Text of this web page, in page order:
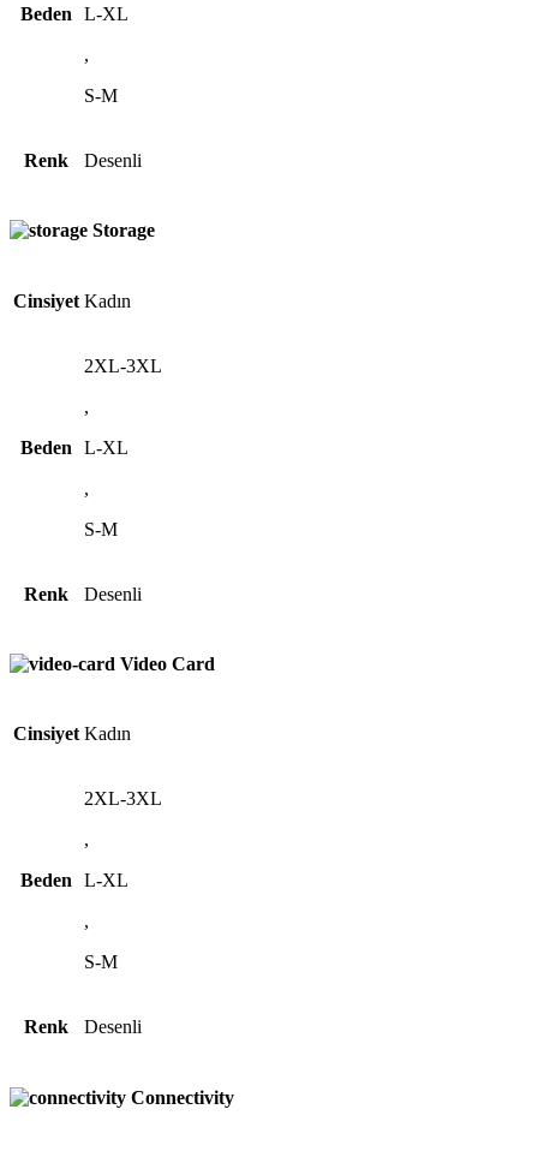
Beden
L-XL
,
S-M
Renk Desenli
Storage
Cinsiyet Kadın
Beden
2XL-3XL
,
L-XL
,
S-M
Renk Desenli
Video Card
Cinsiyet Kadın
Beden
2XL-3XL
,
L-XL
,
S-M
Renk Desenli
Connectivity